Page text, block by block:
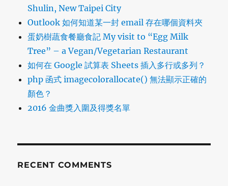
Shulin, New Taipei City
Outlook 如何知道某一封 email 存在哪個資料夾
蛋奶樹蔬食餐廳食記 My visit to “Egg Milk
Tree” – a Vegan/Vegetarian Restaurant
如何在 Google 試算表 Sheets 插入多行或多列？
php 函式 imagecolorallocate() 無法顯示正確的
顏色？
2016 金曲獎入圍及得獎名單
RECENT COMMENTS